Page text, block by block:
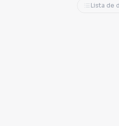
slogan. Sempre foiLista de